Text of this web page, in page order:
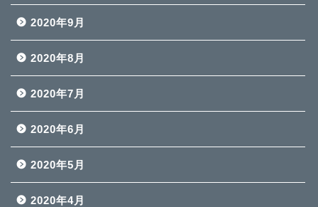
2020年9月
2020年8月
2020年7月
2020年6月
2020年5月
2020年4月